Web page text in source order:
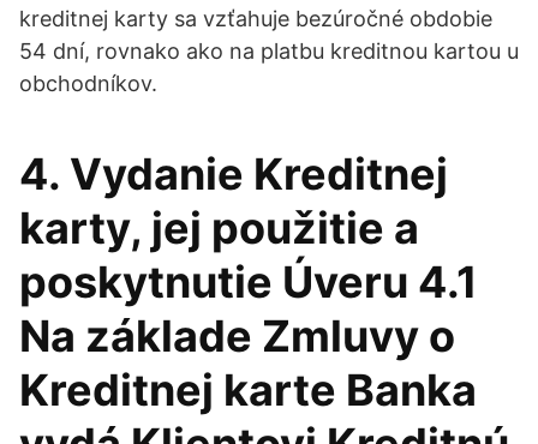
kreditnej karty sa vzťahuje bezúročné obdobie
54 dní, rovnako ako na platbu kreditnou kartou u
obchodníkov.
4. Vydanie Kreditnej
karty, jej použitie a
poskytnutie Úveru 4.1
Na základe Zmluvy o
Kreditnej karte Banka